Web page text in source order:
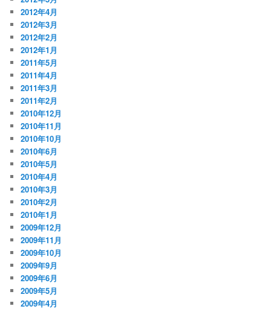
2012年4月
2012年3月
2012年2月
2012年1月
2011年5月
2011年4月
2011年3月
2011年2月
2010年12月
2010年11月
2010年10月
2010年6月
2010年5月
2010年4月
2010年3月
2010年2月
2010年1月
2009年12月
2009年11月
2009年10月
2009年9月
2009年6月
2009年5月
2009年4月